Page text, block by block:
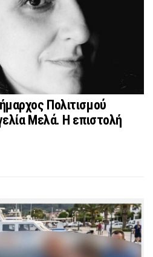
Πολιτισμού
Μελά. Η επιστολή